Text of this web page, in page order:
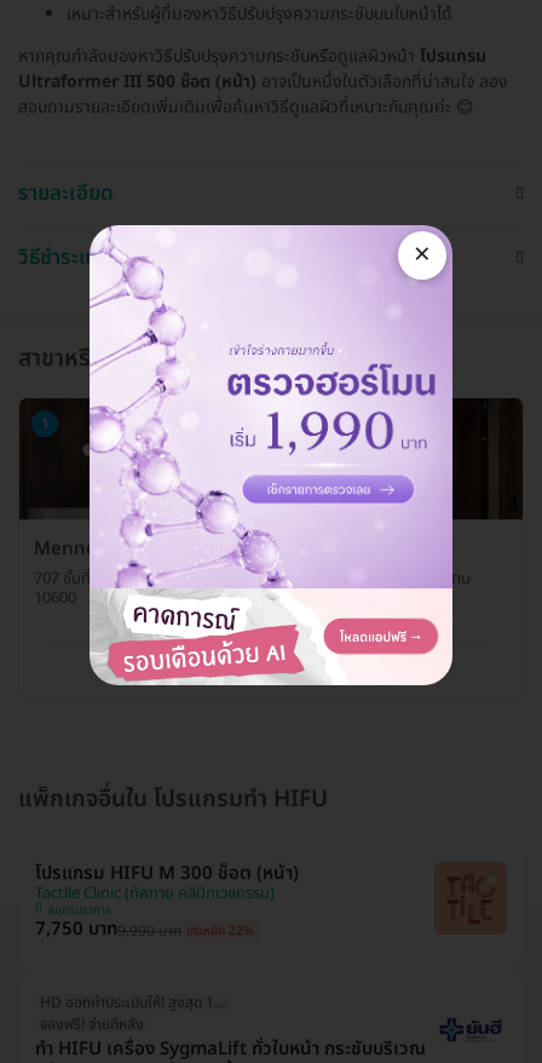
เหมาะสำหรับผู้ที่มองหาวิธีปรับปรุงความกระชับบนใบหน้าได้
หากคุณกำลังมองหาวิธีปรับปรุงความกระชับหรือดูแลผิวหน้า โปรแกรม
Ultraformer III 500 ช็อต (หน้า) อาจเป็นหนึ่งในตัวเลือกที่น่าสนใจ ลอง
สอบถามรายละเอียดเพิ่มเติมเพื่อค้นหาวิธีดูแลผิวที่เหมาะกับคุณค่ะ 😊
รายละเอียด
วิธีชำระและใช้งาน
สาขาหรือแผนกที่ให้บริการ
1
Menness Wellness
707 ชั้นที่ G ห้องเลขที่ G6 ถ. เจริญนคร แขวงคลองต้นไทร เขตคลองสาน
10600
ดูรายละเอียด
แพ็กเกจอื่นใน โปรแกรมทำ HIFU
โปรแกรม HIFU M 300 ช็อต (หน้า)
Tactile Clinic (ทัคทาย คลินิกเวชกรรม)
สมุทรปราการ
7,750 บาท9,990 บาท ประหยัด 22%
HD ออกค่าประเมินให้! สูงสุด 1000 บ.
จองฟรี! จ่ายทีหลัง
ทำ HIFU เครื่อง SygmaLift ทั่วใบหน้า กระชับบริเวณ
×